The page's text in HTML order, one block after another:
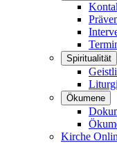
Spiritualität
Ökumene
Kirche